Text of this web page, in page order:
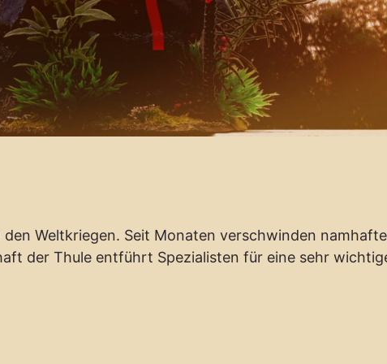
Weltkriegen. Seit Monaten verschwinden namhafte
der Thule entführt Spezialisten für eine sehr